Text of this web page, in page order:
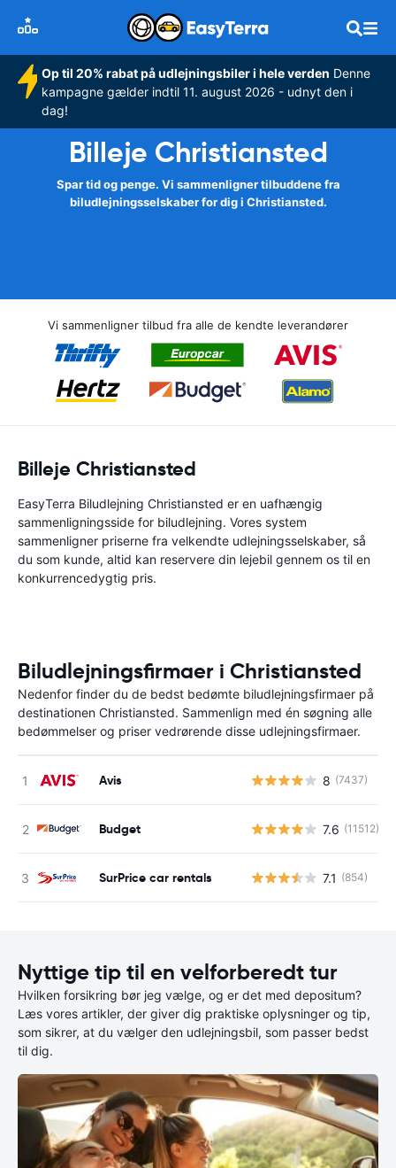
Op til 20% rabat på udlejningsbiler i hele verden Denne
kampagne gælder indtil 11. august 2026 - udnyt den i
dag!
Billeje Christiansted
Spar tid og penge. Vi sammenligner tilbuddene fra
biludlejningsselskaber for dig i Christiansted.
Vi sammenligner tilbud fra alle de kendte leverandører
Billeje Christiansted
EasyTerra Biludlejning Christiansted er en uafhængig
sammenligningsside for biludlejning. Vores system
sammenligner priserne fra velkendte udlejningsselskaber, så
du som kunde, altid kan reservere din lejebil gennem os til en
konkurrencedygtig pris.
Biludlejningsfirmaer i Christiansted
Nedenfor finder du de bedst bedømte biludlejningsfirmaer på
destinationen Christiansted. Sammenlign med én søgning alle
bedømmelser og priser vedrørende disse udlejningsfirmaer.
Avis 8 (7437)
Budget 7.6 (11512)
SurPrice car rentals 7.1 (854)
Nyttige tip til en velforberedt tur
Hvilken forsikring bør jeg vælge, og er det med depositum?
Læs vores artikler, der giver dig praktiske oplysninger og tip,
som sikrer, at du vælger den udlejningsbil, som passer bedst
til dig.